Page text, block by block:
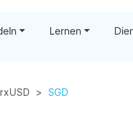
Lernen
SGD